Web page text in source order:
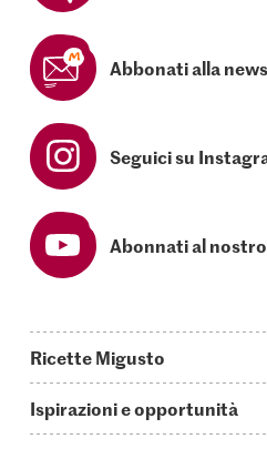
Abbonati alla
Seguici su
Abonnati al
Ricette Migusto
Oggi cucino
Ispirazioni e opportunità